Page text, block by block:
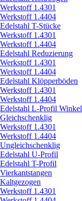
Werkstoff 1.4301
Werkstoff 1.4404
Edelstahl T-Stücke
Werkstoff 1.4301
Werkstoff 1.4404
Edelstahl Reduzierung
Werkstoff 1.4301
Werkstoff 1.4404
Edelstahl Klöpperböden
Werkstoff 1.4301
Werkstoff 1.4404
Edelstahl L-Profil Winkel
Gleichschenklig
Werkstoff 1.4301
Werkstoff 1.4404
Ungleichschenklig
Edelstahl U-Profil
Edelstahl T-Profil
Vierkantstangen
Kaltgezogen
Werkstoff 1.4301